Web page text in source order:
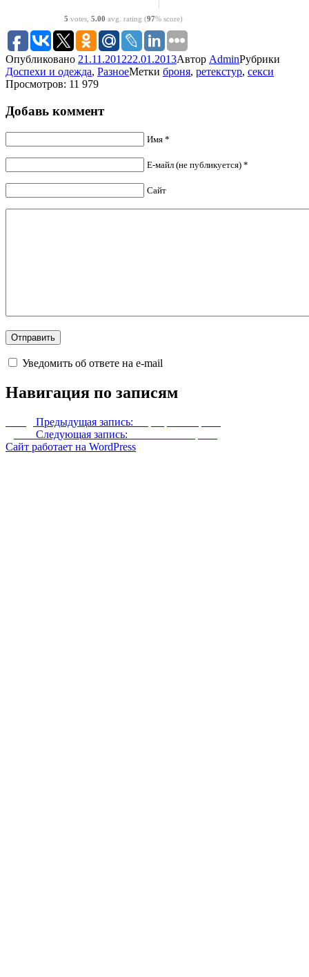
5 votes, 5.00 avg. rating (97% score)
Опубликовано 21.11.201222.01.2013Автор AdminРубрики
Доспехи и одежда, РазноеМетки броня, ретекстур, секси
Просмотров: 11 979
Добавь коммент
Имя *
Е-майл (не публикуется) *
Сайт
Уведомить об ответе на e-mail
Навигация по записям
Предыдущая запись:
Следующая запись:
Сайт работает на WordPress